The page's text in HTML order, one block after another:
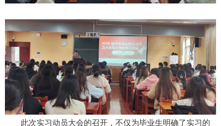
此次实习动员大会的召开，不仅为毕业生明确了实习的